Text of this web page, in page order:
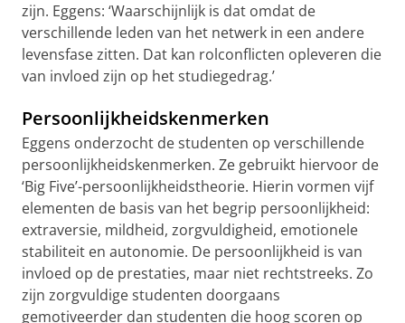
zijn. Eggens: ‘Waarschijnlijk is dat omdat de
verschillende leden van het netwerk in een andere
levensfase zitten. Dat kan rolconflicten opleveren die
van invloed zijn op het studiegedrag.’
Persoonlijkheidskenmerken
Eggens onderzocht de studenten op verschillende
persoonlijkheidskenmerken. Ze gebruikt hiervoor de
‘Big Five’-persoonlijkheidstheorie. Hierin vormen vijf
elementen de basis van het begrip persoonlijkheid:
extraversie, mildheid, zorgvuldigheid, emotionele
stabiliteit en autonomie. De persoonlijkheid is van
invloed op de prestaties, maar niet rechtstreeks. Zo
zijn zorgvuldige studenten doorgaans
gemotiveerder dan studenten die hoog scoren op